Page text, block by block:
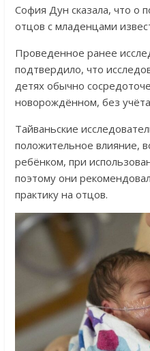
София Дун сказала, что о
отцов с младенцами
Проведенное ранее
подтвердило, что
детях обычно
новорождённом, без
Тайваньские
положительное влияние,
ребёнком, при
поэтому они
практику на отцов.